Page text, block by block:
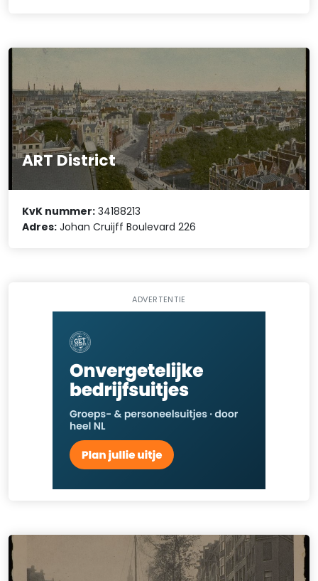
ART District
KvK nummer: 34188213
Adres: Johan Cruijff Boulevard 226
ADVERTENTIE